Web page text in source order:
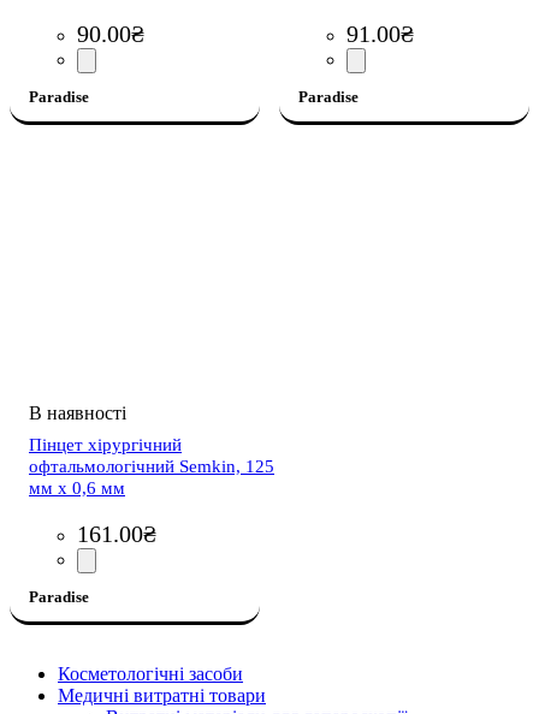
90.00₴
Paradise
91.00₴
Paradise
Пінцет хірургічний
офтальмологічний Semkin, 125
мм х 0,6 мм
161.00₴
Paradise
Косметологічні засоби
Медичні витратні товари